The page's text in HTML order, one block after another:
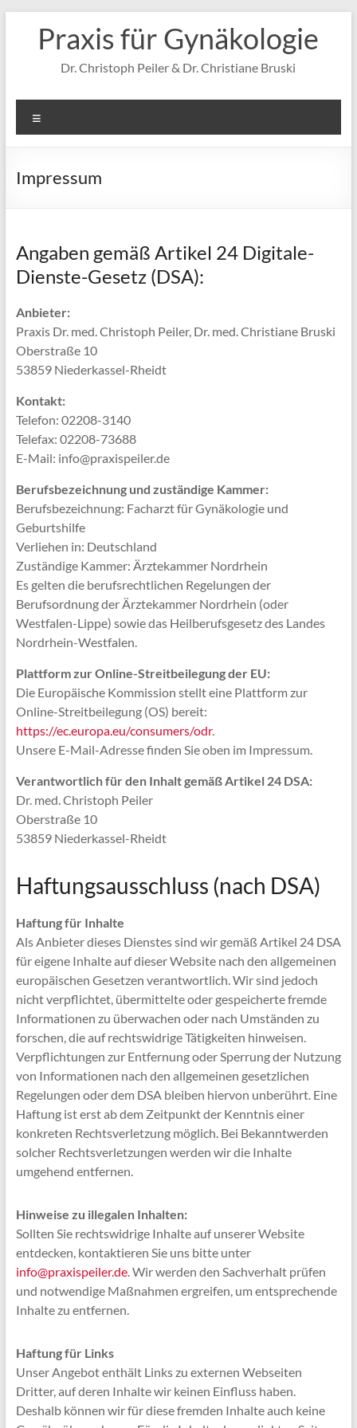
springenPraxis für Gynäkologie
Dr. Christoph Peiler & Dr. Christiane Bruski
Impressum
Angaben gemäß Artikel 24 Digitale-
Dienste-Gesetz (DSA):
Anbieter:
Praxis Dr. med. Christoph Peiler, Dr. med. Christiane Bruski
Oberstraße 10
53859 Niederkassel-Rheidt
Kontakt:
Telefon: 02208-3140
Telefax: 02208-73688
E-Mail: info@praxispeiler.de
Berufsbezeichnung und zuständige Kammer:
Berufsbezeichnung: Facharzt für Gynäkologie und
Geburtshilfe
Verliehen in: Deutschland
Zuständige Kammer: Ärztekammer Nordrhein
Es gelten die berufsrechtlichen Regelungen der
Berufsordnung der Ärztekammer Nordrhein (oder
Westfalen-Lippe) sowie das Heilberufsgesetz des Landes
Nordrhein-Westfalen.
Plattform zur Online-Streitbeilegung der EU:
Die Europäische Kommission stellt eine Plattform zur
Online-Streitbeilegung (OS) bereit:
https://ec.europa.eu/consumers/odr.
Unsere E-Mail-Adresse finden Sie oben im Impressum.
Verantwortlich für den Inhalt gemäß Artikel 24 DSA:
Dr. med. Christoph Peiler
Oberstraße 10
53859 Niederkassel-Rheidt
Haftungsausschluss (nach DSA)
Haftung für Inhalte
Als Anbieter dieses Dienstes sind wir gemäß Artikel 24 DSA
für eigene Inhalte auf dieser Website nach den allgemeinen
europäischen Gesetzen verantwortlich. Wir sind jedoch
nicht verpflichtet, übermittelte oder gespeicherte fremde
Informationen zu überwachen oder nach Umständen zu
forschen, die auf rechtswidrige Tätigkeiten hinweisen.
Verpflichtungen zur Entfernung oder Sperrung der Nutzung
von Informationen nach den allgemeinen gesetzlichen
Regelungen oder dem DSA bleiben hiervon unberührt. Eine
Haftung ist erst ab dem Zeitpunkt der Kenntnis einer
konkreten Rechtsverletzung möglich. Bei Bekanntwerden
solcher Rechtsverletzungen werden wir die Inhalte
umgehend entfernen.
Hinweise zu illegalen Inhalten:
Sollten Sie rechtswidrige Inhalte auf unserer Website
entdecken, kontaktieren Sie uns bitte unter
info@praxispeiler.de. Wir werden den Sachverhalt prüfen
und notwendige Maßnahmen ergreifen, um entsprechende
Inhalte zu entfernen.
Haftung für Links
Unser Angebot enthält Links zu externen Webseiten
Dritter, auf deren Inhalte wir keinen Einfluss haben.
Deshalb können wir für diese fremden Inhalte auch keine